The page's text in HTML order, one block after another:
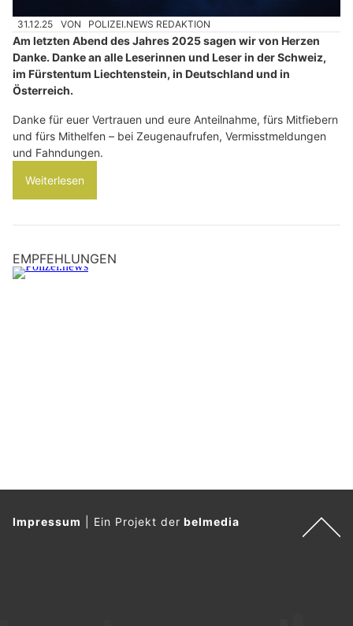
31.12.25 VON POLIZEI.NEWS REDAKTION
Am letzten Abend des Jahres 2025 sagen wir von Herzen
Danke. Danke an alle Leserinnen und Leser in der Schweiz,
im Fürstentum Liechtenstein, in Deutschland und in
Österreich.
Danke für euer Vertrauen und eure Anteilnahme, fürs Mitfiebern
und fürs Mithelfen – bei Zeugenaufrufen, Vermisstmeldungen
und Fahndungen.
Weiterlesen
EMPFEHLUNGEN
Impressum Ein Projekt derbelmedia